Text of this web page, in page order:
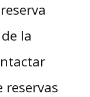
la
reservas